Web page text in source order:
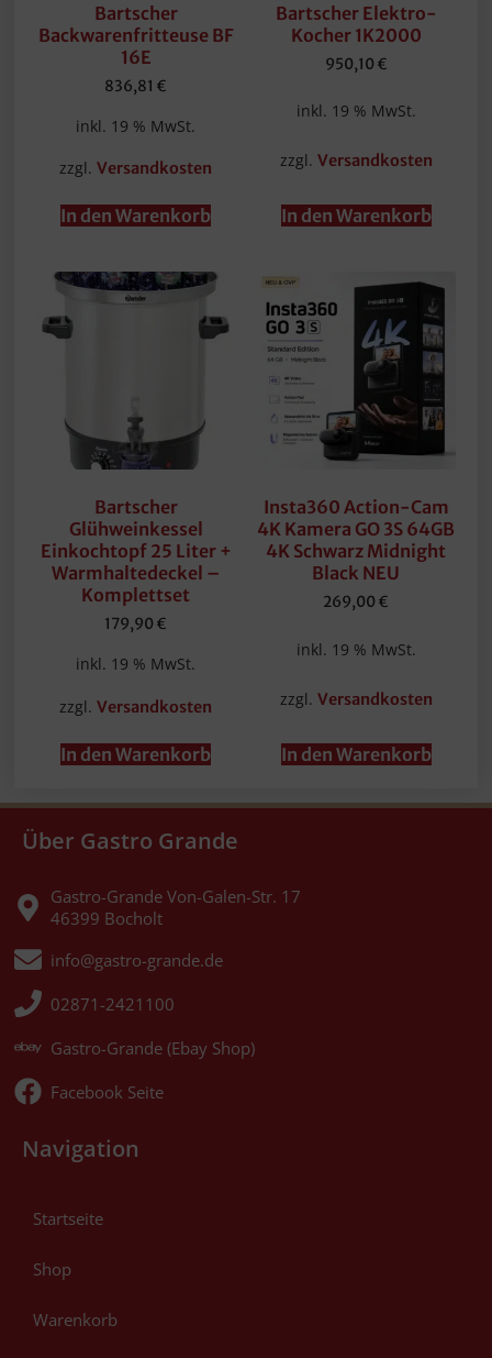
Bartscher
Backwarenfritteuse BF
16E
836,81 €
inkl. 19 % MwSt.
zzgl.Versandkosten
In den Warenkorb
Bartscher Elektro-
Kocher 1K2000
950,10 €
inkl. 19 % MwSt.
zzgl. Versandkosten
In den Warenkorb
Bartscher
Glühweinkessel
Einkochtopf 25 Liter +
Warmhaltedeckel –
Komplettset
179,90 €
inkl. 19 % MwSt.
zzgl.Versandkosten
In den Warenkorb
Insta360 Action-Cam
4K Kamera GO 3S 64GB
4K Schwarz Midnight
Black NEU
269,00 €
inkl. 19 % MwSt.
zzgl. Versandkosten
In den Warenkorb
Über Gastro Grande
Gastro-Grande Von-Galen-Str. 17
46399 Bocholt
info@gastro-grande.de
02871-2421100
Gastro-Grande (Ebay Shop)
Facebook Seite
Navigation
Startseite
Shop
Warenkorb